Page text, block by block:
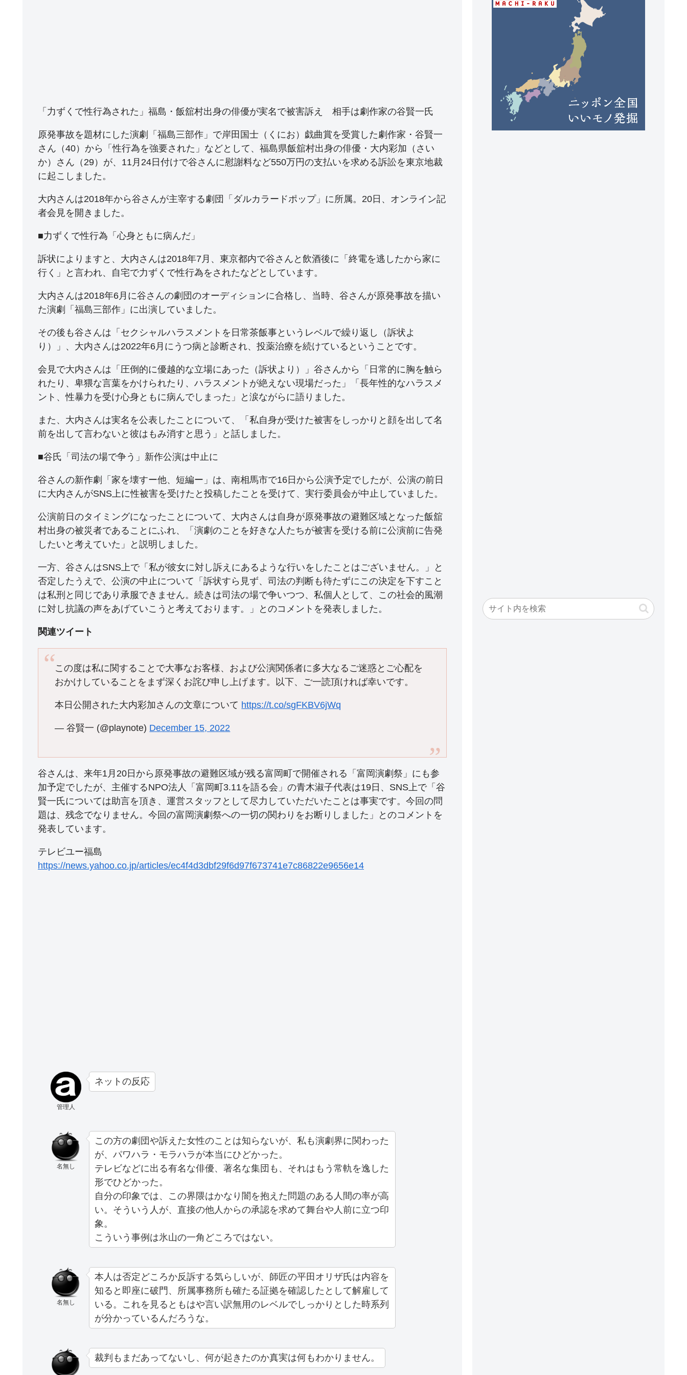
「力ずくで性行為された」福島・飯舘村出身の俳優が実名で被害訴え 相手は劇作家の谷賢一氏
原発事故を題材にした演劇「福島三部作」で岸田国士（くにお）戯曲賞を受賞した劇作家・谷賢一
さん（40）から「性行為を強要された」などとして、福島県飯舘村出身の俳優・大内彩加（さい
か）さん（29）が、11月24日付けで谷さんに慰謝料など550万円の支払いを求める訴訟を東京地裁
に起こしました。
大内さんは2018年から谷さんが主宰する劇団「ダルカラードポップ」に所属。20日、オンライン記
者会見を開きました。
■力ずくで性行為「心身ともに病んだ」
訴状によりますと、大内さんは2018年7月、東京都内で谷さんと飲酒後に「終電を逃したから家に
行く」と言われ、自宅で力ずくで性行為をされたなどとしています。
大内さんは2018年6月に谷さんの劇団のオーディションに合格し、当時、谷さんが原発事故を描い
た演劇「福島三部作」に出演していました。
その後も谷さんは「セクシャルハラスメントを日常茶飯事というレベルで繰り返し（訴状よ
り）」、大内さんは2022年6月にうつ病と診断され、投薬治療を続けているということです。
会見で大内さんは「圧倒的に優越的な立場にあった（訴状より）」谷さんから「日常的に胸を触ら
れたり、卑猥な言葉をかけられたり、ハラスメントが絶えない現場だった」「長年性的なハラスメ
ント、性暴力を受け心身ともに病んでしまった」と涙ながらに語りました。
また、大内さんは実名を公表したことについて、「私自身が受けた被害をしっかりと顔を出して名
前を出して言わないと彼はもみ消すと思う」と話しました。
■谷氏「司法の場で争う」新作公演は中止に
谷さんの新作劇「家を壊すー他、短編ー」は、南相馬市で16日から公演予定でしたが、公演の前日
に大内さんがSNS上に性被害を受けたと投稿したことを受けて、実行委員会が中止していました。
公演前日のタイミングになったことについて、大内さんは自身が原発事故の避難区域となった飯舘
村出身の被災者であることにふれ、「演劇のことを好きな人たちが被害を受ける前に公演前に告発
したいと考えていた」と説明しました。
一方、谷さんはSNS上で「私が彼女に対し訴えにあるような行いをしたことはございません。」と
否定したうえで、公演の中止について「訴状すら見ず、司法の判断も待たずにこの決定を下すこと
は私刑と同じであり承服できません。続きは司法の場で争いつつ、私個人として、この社会的風潮
に対し抗議の声をあげていこうと考えております。」とのコメントを発表しました。
関連ツイート
この度は私に関することで大事なお客様、および公演関係者に多大なるご迷惑とご心配を
おかけしていることをまず深くお詫び申し上げます。以下、ご一読頂ければ幸いです。
本日公開された大内彩加さんの文章について https://t.co/sgFKBV6jWq
— 谷賢一 (@playnote) December 15, 2022
谷さんは、来年1月20日から原発事故の避難区域が残る富岡町で開催される「富岡演劇祭」にも参
加予定でしたが、主催するNPO法人「富岡町3.11を語る会」の青木淑子代表は19日、SNS上で「谷
賢一氏については助言を頂き、運営スタッフとして尽力していただいたことは事実です。今回の問
題は、残念でなりません。今回の富岡演劇祭への一切の関わりをお断りしました」とのコメントを
発表しています。
テレビユー福島
https://news.yahoo.co.jp/articles/ec4f4d3dbf29f6d97f673741e7c86822e9656e14
管理人
ネットの反応
名無し
この方の劇団や訴えた女性のことは知らないが、私も演劇界に関わった
が、パワハラ・モラハラが本当にひどかった。
テレビなどに出る有名な俳優、著名な集団も、それはもう常軌を逸した
形でひどかった。
自分の印象では、この界隈はかなり闇を抱えた問題のある人間の率が高
い。そういう人が、直接の他人からの承認を求めて舞台や人前に立つ印
象。
こういう事例は氷山の一角どころではない。
名無し
本人は否定どころか反訴する気らしいが、師匠の平田オリザ氏は内容を
知ると即座に破門、所属事務所も確たる証拠を確認したとして解雇して
いる。これを見るともはや言い訳無用のレベルでしっかりとした時系列
が分かっているんだろうな。
裁判もまだあってないし、何が起きたのか真実は何もわかりません。